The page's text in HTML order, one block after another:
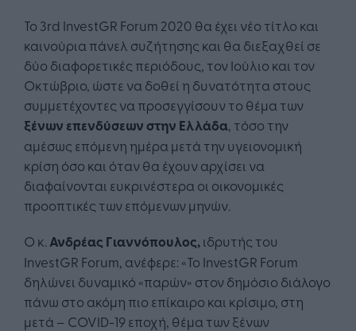
Το 3rd InvestGR Forum 2020 θα έχει νέο τίτλο και
καινούρια πάνελ συζήτησης και θα διεξαχθεί σε
δύο διαφορετικές περιόδους, τον Ιούλιο και τον
Οκτώβριο, ώστε να δοθεί η δυνατότητα στους
συμμετέχοντες να προσεγγίσουν το θέμα των
ξένων επενδύσεων στην Ελλάδα, τόσο την
αμέσως επόμενη ημέρα μετά την υγειονομική
κρίση όσο και όταν θα έχουν αρχίσει να
διαφαίνονται ευκρινέστερα οι οικονομικές
προοπτικές των επόμενων μηνών.
Ο κ. Ανδρέας Γιαννόπουλος,ιδρυτής του
InvestGR Forum, ανέφερε: «Το InvestGR Forum
δηλώνει δυναμικό «παρών» στον δημόσιο διάλογο
πάνω στο ακόμη πιο επίκαιρο και κρίσιμο, στη
μετά – COVID-19 εποχή, θέμα των ξένων